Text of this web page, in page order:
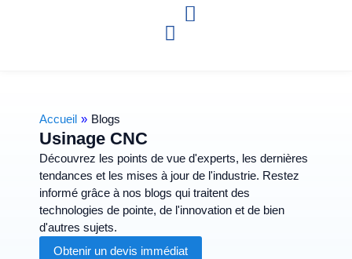
Accueil » Blogs
Usinage CNC
Découvrez les points de vue d'experts, les dernières
tendances et les mises à jour de l'industrie. Restez
informé grâce à nos blogs qui traitent des
technologies de pointe, de l'innovation et de bien
d'autres sujets.
Obtenir un devis immédiat